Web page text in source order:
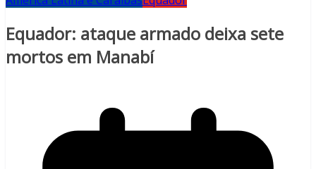
Equador: ataque armado deixa sete
mortos em Manabí